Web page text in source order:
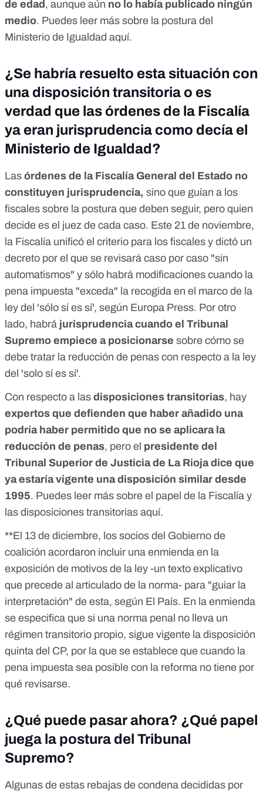
de edad , aunque aún no lo había publicado ningún
medio. Puedes leer más sobre la postura del
Ministerio de Igualdad aquí.
¿Se habría resuelto esta situación con
una disposición transitoria o es
verdad que las órdenes de la Fiscalía
ya eran jurisprudencia como decía el
Ministerio de Igualdad?
Las órdenes de la Fiscalía General del Estado no
constituyen jurisprudencia, sino que guían a los
fiscales sobre la postura que deben seguir, pero quien
decide es el juez de cada caso. Este 21 de noviembre,
la Fiscalía unificó el criterio para los fiscales y dictó un
decreto por el que se revisará caso por caso "sin
automatismos" y sólo habrá modificaciones cuando la
pena impuesta "exceda" la recogida en el marco de la
ley del 'sólo sí es sí', según Europa Press. Por otro
lado, habrá jurisprudencia cuando el Tribunal
Supremo empiece a posicionarse sobre cómo se
debe tratar la reducción de penas con respecto a la ley
del 'solo sí es sí'.
Con respecto a las disposiciones transitorias, hay
expertos que defienden que haber añadido una
podría haber permitido que no se aplicara la
reducción de penas, pero el presidente del
Tribunal Superior de Justicia de La Rioja dice que
ya estaría vigente una disposición similar desde
1995. Puedes leer más sobre el papel de la Fiscalía y
las disposiciones transitorias aquí.
**El 13 de diciembre, los socios del Gobierno de
coalición acordaron incluir una enmienda en la
exposición de motivos de la ley -un texto explicativo
que precede al articulado de la norma- para "guiar la
interpretación" de esta, según El País. En la enmienda
se especifica que si una norma penal no lleva un
régimen transitorio propio, sigue vigente la disposición
quinta del CP, por la que se establece que cuando la
pena impuesta sea posible con la reforma no tiene por
qué revisarse.
¿Qué puede pasar ahora? ¿Qué papel
juega la postura del Tribunal
Supremo?
Algunas de estas rebajas de condena decididas por